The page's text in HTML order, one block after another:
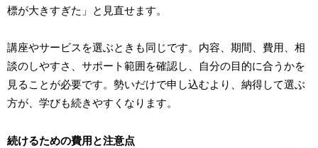
標が大きすぎた」と見直せます。
講座やサービスを選ぶときも同じです。内容、期間、費用、相
談のしやすさ、サポート範囲を確認し、自分の目的に合うかを
見ることが必要です。勢いだけで申し込むより、納得して選ぶ
方が、学びも続きやすくなります。
続けるための費用と注意点